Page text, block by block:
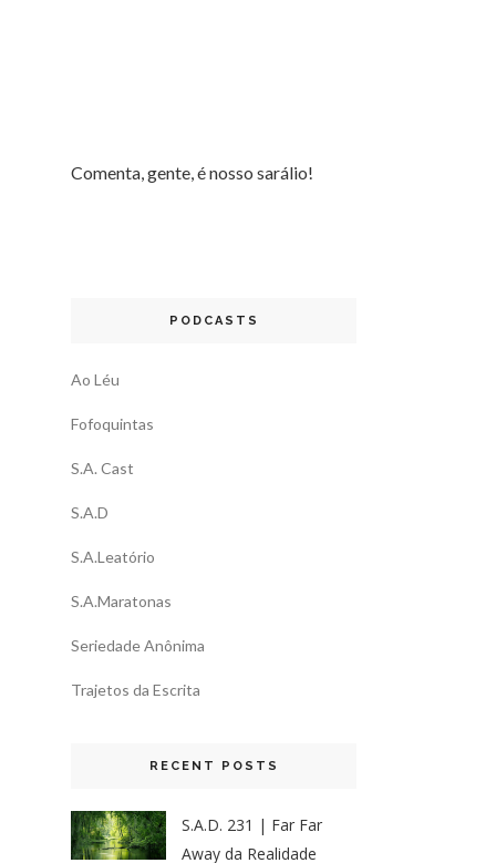
Comenta, gente, é nosso sarálio!
PODCASTS
Ao Léu
Fofoquintas
S.A. Cast
S.A.D
S.A.Leatório
S.A.Maratonas
Seriedade Anônima
Trajetos da Escrita
RECENT POSTS
S.A.D. 231 | Far Far
Away da Realidade